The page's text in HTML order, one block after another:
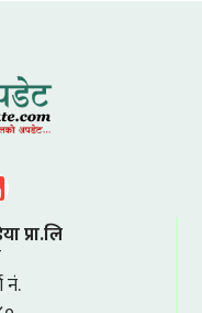
प्रा.लि
नं.